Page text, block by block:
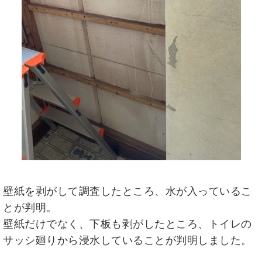
壁紙を剥がして調査したところ、水が入っているこ
とが判明。
壁紙だけでなく、下板も剥がしたところ、トイレの
サッシ廻りから浸水していることが判明しました。